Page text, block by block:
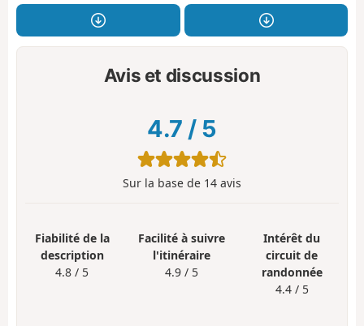
Avis et discussion
4.7 / 5
Sur la base de 14 avis
Fiabilité de la
description
4.8 / 5
Facilité à suivre
l'itinéraire
4.9 / 5
Intérêt du
circuit de
randonnée
4.4 / 5